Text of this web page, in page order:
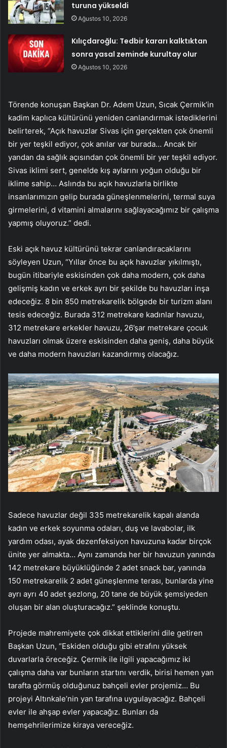
turuna yükseldi
Ağustos 10, 2026
Kılıçdaroğlu: Tedbir kararı kalktıktan
sonra yasal zeminde kurultay olur
Ağustos 10, 2026
Törende konuşan Başkan Dr. Adem Uzun, Sıcak Çermik’in
kadim kaplıca kültürünü yeniden canlandırmak istediklerini
belirterek, “Açık havuzlar Sivas için gerçekten çok önemli
bir yer teşkil ediyor, çok anılar var burada… Ancak bir
yandan da sağlık açısından çok önemli bir yer teşkil ediyor.
Sivas iklimi sert, genelde kış aylarını yoğun olduğu bir
iklime sahip… Aslında bu açık havuzlarla birlikte
insanlarımızın gelip burada güneşlenmelerini, termal suya
girmelerini, d vitamini almalarını sağlayacağımız bir çalışma
yapmış oluyoruz.” dedi.
Eski açık havuz kültürünü tekrar canlandıracaklarını
söyleyen Uzun, “Yıllar önce bu açık havuzlar yıkılmıştı,
bugün itibariyle eskisinden çok daha modern, çok daha
gelişmiş kadın ve erkek ayrı bir şekilde bu havuzları inşa
edeceğiz. 8 bin 850 metrekarelik bölgede bir turizm alanı
tesis edeceğiz. Burada 312 metrekare kadınlar havuzu,
312 metrekare erkekler havuzu, 26’şar metrekare çocuk
havuzları olmak üzere eskisinden daha geniş, daha büyük
ve daha modern havuzları kazandırmış olacağız.
Sadece havuzlar değil 335 metrekarelik kapalı alanda
kadın ve erkek soyunma odaları, duş ve lavabolar, ilk
yardım odası, ayak dezenfeksiyon havuzuna kadar birçok
ünite yer almakta… Aynı zamanda her bir havuzun yanında
142 metrekare büyüklüğünde 2 adet snack bar, yanında
150 metrekarelik 2 adet güneşlenme terası, bunlarda yine
ayrı ayrı 40 adet şezlong, 20 tane de büyük şemsiyeden
oluşan bir alan oluşturacağız.” şeklinde konuştu.
Projede mahremiyete çok dikkat ettiklerini dile getiren
Başkan Uzun, “Eskiden olduğu gibi etrafını yüksek
duvarlarla öreceğiz. Çermik ile ilgili yapacağımız iki
çalışma daha var bunların startını verdik, birisi hemen yan
tarafta görmüş olduğunuz bahçeli evler projemiz… Bu
projeyi Altınkale’nin yan tarafına uygulayacağız. Bahçeli
evler ile ahşap evler yapacağız. Bunları da
hemşehrilerimize kiraya vereceğiz.